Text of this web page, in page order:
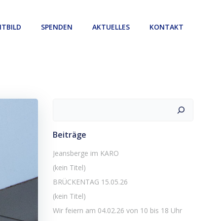
SPENDEN AKTUELLES KONTAKT
Beiträge
Jeansberge im KARO
(kein Titel)
BRÜCKENTAG 15.05.26
(kein Titel)
Wir feiern am 04.02.26 von 10 bis 18 Uhr